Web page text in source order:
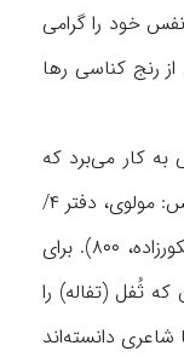
خود را گرامی
رنج کناسی رها
به کار می‌برد که
براساس آن، کناسی به بازار عطرفروشان می‌رود و از بوی خوش آنجا بیهوش می‌شود و فقط با بوییدن نجاست آدمی به هوش می‌آید (۲/ ۵۹۹؛ قس: مولوی، دفتر ۴/
، ۱۲۸- ۱۲۹)؛ در همین خصوص، مثل «کناس در بازار عطرفروشان بی‌هش و بی‌خویشتن می‌شود» را به کار می‌برند (شکورزاده، ۸۰۰). برای
ثُفل (تفاله) را
با شاعری دانسته‌اند